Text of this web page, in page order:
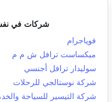
شركات في
فوياجرام
ميكساست ترافل ش م م
سوليدار ترافل أجنسي
شركة نوستالجي للرحلات
شركة التيسير للسياحة